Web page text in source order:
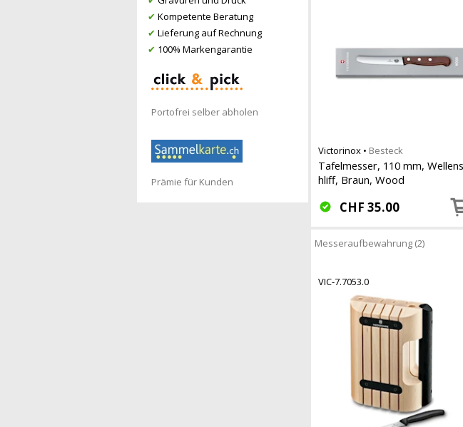
✔ Kompetente Beratung
✔ Lieferung auf Rechnung
✔ 100% Markengarantie
Portofrei selber abholen
Prämie für Kunden
Victorinox • Besteck
Tafelmesser, 110 mm,
hliff, Braun, Wood
CHF 35.00
Messeraufbewahrung (2)
VIC-7.7053.0